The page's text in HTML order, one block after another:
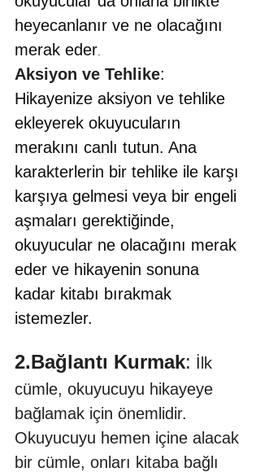
heyecanlanır ve ne olacağını
merak eder
Aksiyon ve Tehlike:
Hikayenize aksiyon ve tehlike
ekleyerek okuyucuların
merakını canlı tutun. Ana
karakterlerin bir tehlike ile karşı
karşıya gelmesi veya bir engeli
aşmaları gerektiğinde,
okuyucular ne olacağını merak
eder ve hikayenin sonuna
kadar kitabı bırakmak
istemezler.
2.Bağlantı Kurmak: İlk
cümle, okuyucuyu hikayeye
bağlamak için önemlidir.
Okuyucuyu hemen içine alacak
bir cümle, onları kitaba bağlı